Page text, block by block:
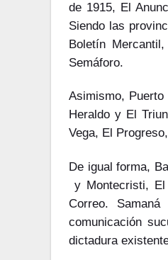
de 1915, El
Siendo las
Boletín
Semáforo.
Asimismo,
Heraldo y El
Vega, El
De igual forma,
y Montecristi,
Correo.
comunicación
dictadura